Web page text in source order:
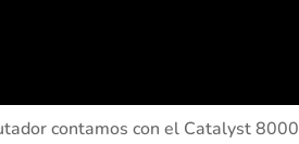
contamos con el Catalyst